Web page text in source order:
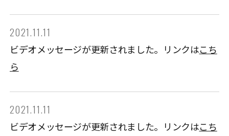
2021.11.11
ビデオメッセージが更新されました。リンクはこち
ら
2021.11.11
ビデオメッセージが更新されました。リンクはこち